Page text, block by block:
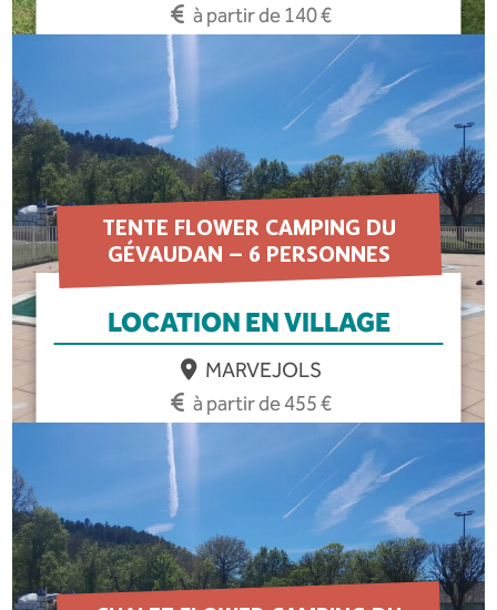
à partir de 140 €
EN SAVOIR PLUS
TENTE FLOWER CAMPING DU
GÉVAUDAN – 6 PERSONNES
LOCATION EN VILLAGE
MARVEJOLS
à partir de 455 €
EN SAVOIR PLUS